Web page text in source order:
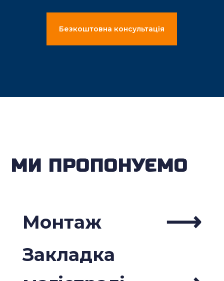
Безкоштовна консультація
МИ ПРОПОНУЄМО
Монтаж
Закладка